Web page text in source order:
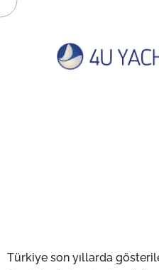
Türkiye son yıllarda